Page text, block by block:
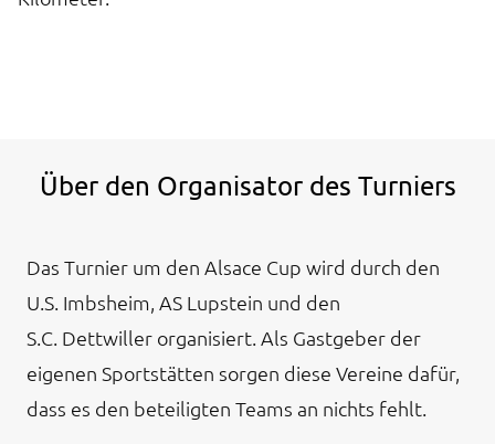
Über den Organisator des Turniers
Das Turnier um den Alsace Cup wird durch den
U.S. Imbsheim, AS Lupstein und den
S.C. Dettwiller organisiert. Als Gastgeber der
eigenen Sportstätten sorgen diese Vereine dafür,
dass es den beteiligten Teams an nichts fehlt.